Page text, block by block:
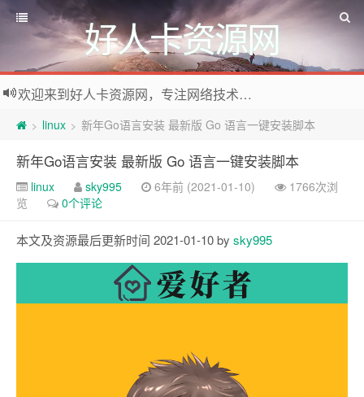
好人卡资源网
欢迎来到好人卡资源网，专注网络技术资源收集，我们不仅是网络资源的搬运工，也生产原创资源。寻找资源请留言或关注公众号:烈日下的男人
> linux > 新年Go语言安装 最新版 Go 语言一键安装脚本
新年Go语言安装 最新版 Go 语言一键安装脚本
linux sky995 6年前 (2021-01-10)
1766次浏
览
0个评论
本文及资源最后更新时间 2021-01-10 by sky995